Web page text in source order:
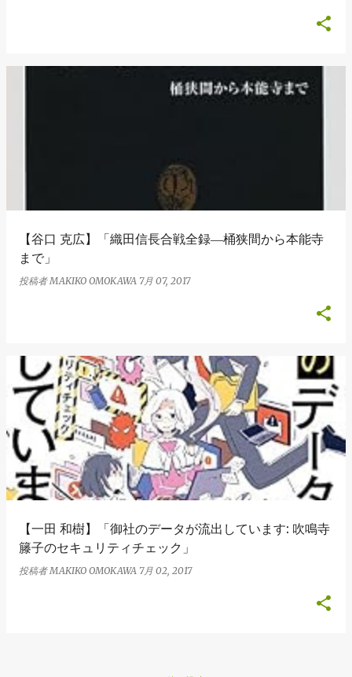
【谷口 克広】「織田信長合戦全録―桶狭間から本能寺
まで」
投稿者MAKIKO OMOKAWA 7月 07, 2017
【一田 和樹】「御社のデータが流出しています: 吹鳴寺
籐子のセキュリティチェック」
投稿者MAKIKO OMOKAWA 7月 02, 2017